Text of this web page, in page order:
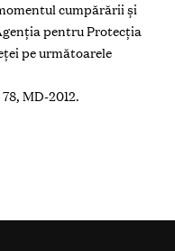
cumpărării și
pentru Protecția
pe următoarele
MD-2012.